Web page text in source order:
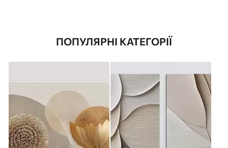
ПОПУЛЯРНІ КАТЕГОРІЇ